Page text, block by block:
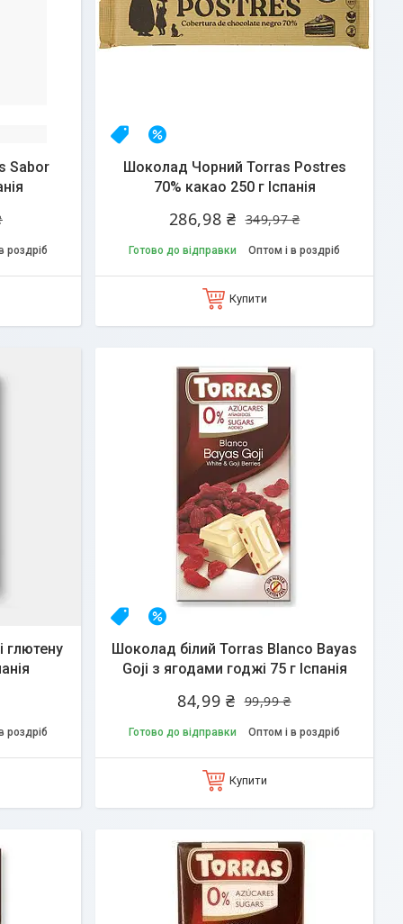
Sabor
роздріб
Топ продаж
Шоколад Чорний Torras Postres
70% какао 250 г Іспанія
349,97 ₴
286,98 ₴
Готово до відправки Оптом і в роздріб
Купити
глютену
роздріб
Топ продаж
Шоколад білий Torras Blanco Bayas
Goji з ягодами годжі 75 г Іспанія
99,99 ₴
84,99 ₴
Готово до відправки Оптом і в роздріб
Купити